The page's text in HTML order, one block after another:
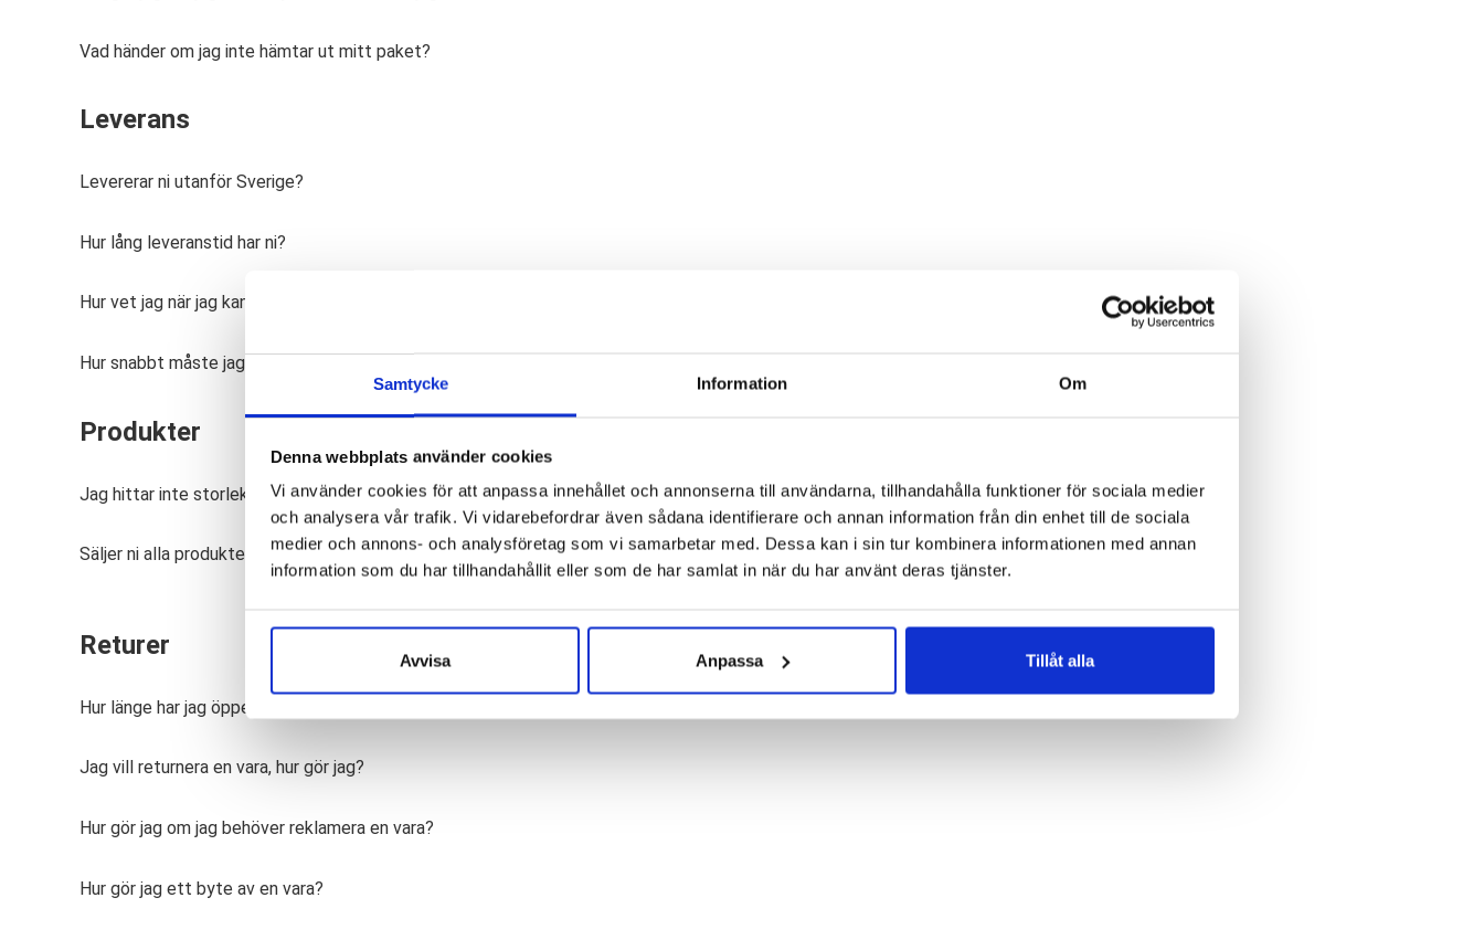
Samtycke Information Om
Denna webbplats använder cookies
Vi använder cookies för att anpassa innehållet och annonserna till användarna, tillhandahålla funktioner för sociala medier
och analysera vår trafik. Vi vidarebefordrar även sådana identifierare och annan information från din enhet till de sociala
medier och annons- och analysföretag som vi samarbetar med. Dessa kan i sin tur kombinera informationen med annan
information som du har tillhandahållit eller som de har samlat in när du har använt deras tjänster.
Avvisa Anpassa Tillåt alla
Vad händer om jag inte hämtar ut mitt paket?
Leverans
Levererar ni utanför Sverige?
Hur lång leveranstid har ni?
Hur vet jag när jag kan hämta min order från ombudet?
Hur snabbt måste jag hämta paketet hos ombudet?
Produkter
Jag hittar inte storleksguide för en produkt?
Säljer ni alla produkter som visas på gaochlopkliniken.se i er webbshop?
Returer
Hur länge har jag öppet köp?
Jag vill returnera en vara, hur gör jag?
Hur gör jag om jag behöver reklamera en vara?
Hur gör jag ett byte av en vara?